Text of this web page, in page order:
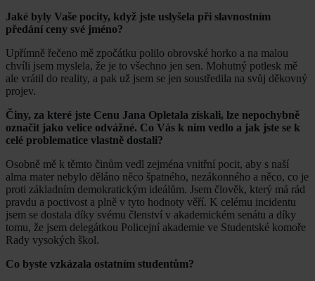
Jaké byly Vaše pocity, když jste uslyšela při slavnostním
předání ceny své jméno?
Upřímně řečeno mě zpočátku polilo obrovské horko a na malou
chvíli jsem myslela, že je to všechno jen sen. Mohutný potlesk mě
ale vrátil do reality, a pak už jsem se jen soustředila na svůj děkovný
projev.
Činy, za které jste Cenu Jana Opletala získali, lze nepochybně
označit jako velice odvážné. Co Vás k nim vedlo a jak jste se k
celé problematice vlastně dostali?
Osobně mě k těmto činům vedl zejména vnitřní pocit, aby s naší
alma mater nebylo děláno něco špatného, nezákonného a něco, co je
proti základním demokratickým ideálům. Jsem člověk, který má rád
pravdu a poctivost a plně v tyto hodnoty věří. K celému incidentu
jsem se dostala díky svému členství v akademickém senátu a díky
tomu, že jsem delegátkou Policejní akademie ve Studentské komoře
Rady vysokých škol.
Co byste vzkázala ostatním studentům?